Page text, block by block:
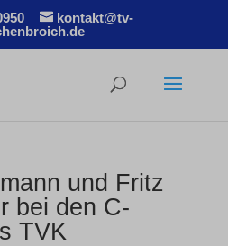
kontakt@tv-
und Fritz
bei den C-
TVK